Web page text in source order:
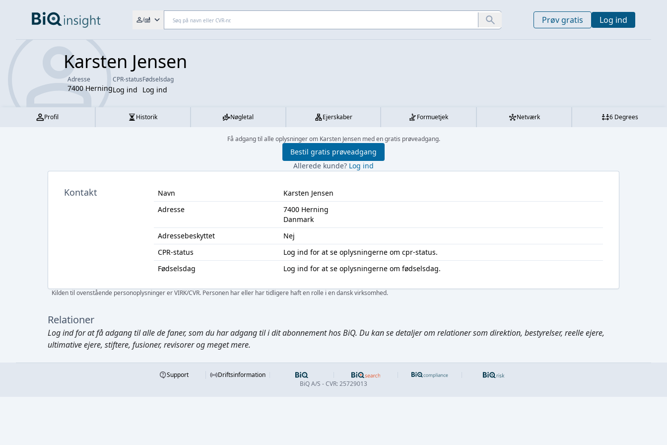
/ Prøv gratis Log ind
Karsten Jensen
Adresse
7400 Herning
CPR-status
Log ind
Fødselsdag
Log ind
Profil Historik Nøgletal Ejerskaber Formuetjek Netværk 6 Degrees
Få adgang til alle oplysninger om Karsten Jensen med en gratis prøveadgang.
Bestil gratis prøveadgang
Allerede kunde? Log ind
Kontakt Navn
Karsten Jensen
Adresse
7400 Herning
Danmark
Adressebeskyttet
Nej
CPR-status
Log ind for at se oplysningerne om cpr-status.
Fødselsdag
Log ind for at se oplysningerne om fødselsdag.
Kilden til ovenstående personoplysninger er VIRK/CVR. Personen har eller har tidligere haft en rolle i en dansk virksomhed.
Relationer
Log indfor at få adgang til alle de faner, som du har adgang til i dit abonnement hos BiQ. Du kan se detaljer om relationer som direktion, bestyrelser, reelle ejere,
ultimative ejere, stiftere, fusioner, revisorer og meget mere.
Support
Driftsinformation
BiQ A/S - CVR: 25729013